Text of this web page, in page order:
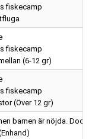
fiskecamp
fiskecamp
(6-12 gr)
fiskecamp
(Över 12 gr)
barnen är nöjda. Dock